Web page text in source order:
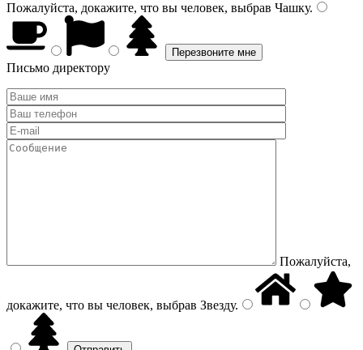
Пожалуйста, докажите, что вы человек, выбрав Чашку.
Письмо директору
Пожалуйста,
докажите, что вы человек, выбрав Звезду.